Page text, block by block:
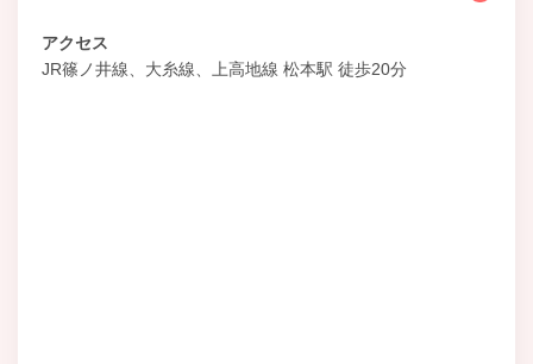
アクセス
JR篠ノ井線、大糸線、上高地線 松本駅 徒歩20分